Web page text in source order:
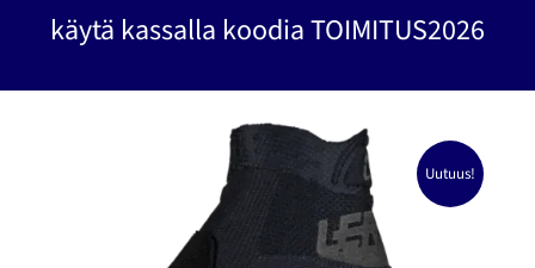
käytä kassalla koodia TOIMITUS2026
Uutuus!